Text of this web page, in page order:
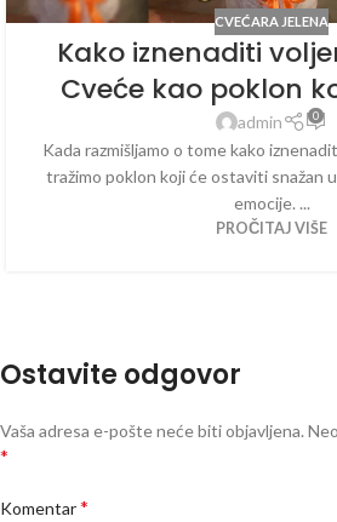
CVEĆARA JELENA
Kako iznenaditi
Cveće kao poklon
admin 0
Kada razmišljamo o tome kako
tražimo poklon koji će ostaviti snažan
emocije. ...
PROČITAJ VIŠE
Ostavite odgovor
Vaša adresa e-pošte neće biti objavljena.
*
Komentar*